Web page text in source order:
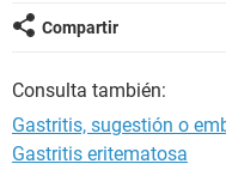
pose por meses y hasta
cuando empecé a sentir
pipí. Salí y me bajó la
sudando frio, debil), y
estomago.
¿ustedes que opinan?
Compartir
Consulta también:
Gastritis, sugestión o
Gastritis eritematosa